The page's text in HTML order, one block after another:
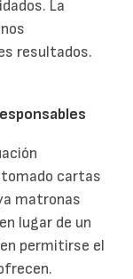
La
resultados.
cartas
matronas
lugar de un
permitirse el